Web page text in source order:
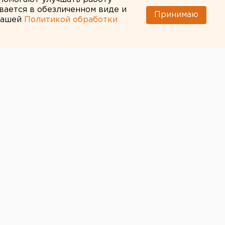
в обезличенном виде и
Политикой обработки
Принимаю